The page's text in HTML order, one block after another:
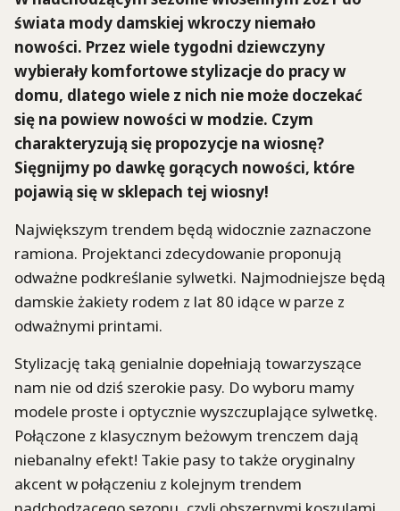
świata mody damskiej wkroczy niemało
nowości. Przez wiele tygodni dziewczyny
wybierały komfortowe stylizacje do pracy w
domu, dlatego wiele z nich nie może doczekać
się na powiew nowości w modzie. Czym
charakteryzują się propozycje na wiosnę?
Sięgnijmy po dawkę gorących nowości, które
pojawią się w sklepach tej wiosny!
Największym trendem będą widocznie zaznaczone
ramiona. Projektanci zdecydowanie proponują
odważne podkreślanie sylwetki. Najmodniejsze będą
damskie żakiety rodem z lat 80 idące w parze z
odważnymi printami.
Stylizację taką genialnie dopełniają towarzyszące
nam nie od dziś szerokie pasy. Do wyboru mamy
modele proste i optycznie wyszczuplające sylwetkę.
Połączone z klasycznym beżowym trenczem dają
niebanalny efekt! Takie pasy to także oryginalny
akcent w połączeniu z kolejnym trendem